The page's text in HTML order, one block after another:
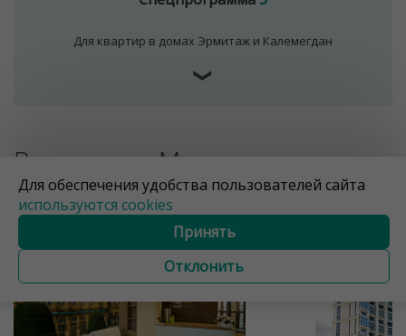
Для квартир в домах Эрмитаж и Калемегдан
❯
Все дома в «Минск
Мир»
Для обеспечения удобства пользователей сайта
используются cookies
Принять
Отклонить